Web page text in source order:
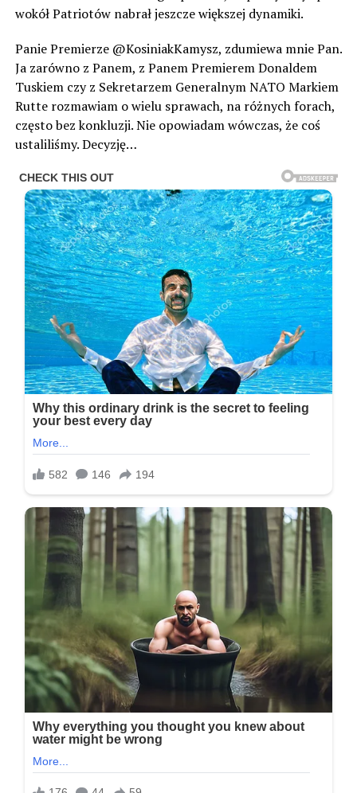
wokół Patriotów nabrał jeszcze większej dynamiki.
Panie Premierze @KosiniakKamysz, zdumiewa mnie Pan.
Ja zarówno z Panem, z Panem Premierem Donaldem
Tuskiem czy z Sekretarzem Generalnym NATO Markiem
Rutte rozmawiam o wielu sprawach, na różnych forach,
często bez konkluzji. Nie opowiadam wówczas, że coś
ustaliliśmy. Decyzję…